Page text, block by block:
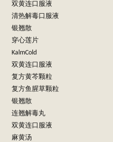
双黄连口服液
清热解毒口服液
银翘散
穿心莲片
KalmCold
双黄连口服液
复方黄芩颗粒
复方鱼腥草颗粒
银翘散
连翘解毒丸
双黄连口服液
麻黄汤